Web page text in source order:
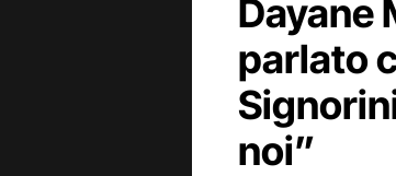
Dayane
parlato
noi”